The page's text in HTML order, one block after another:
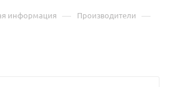
информация — Производители —